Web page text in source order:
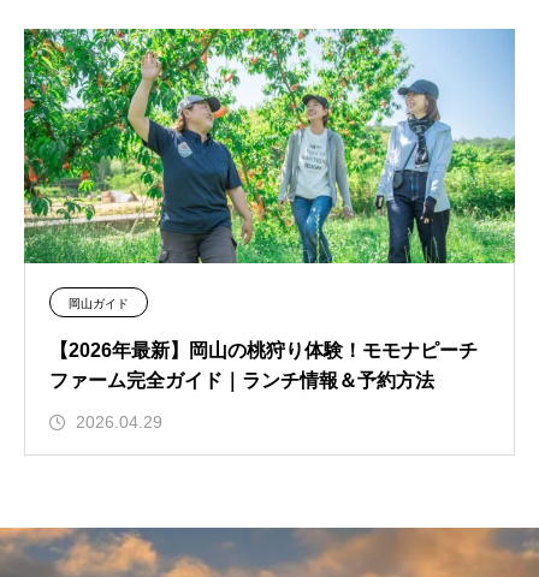
岡山ガイド
【2026年最新】岡山の桃狩り体験！モモナピーチ
ファーム完全ガイド｜ランチ情報＆予約方法
2026.04.29